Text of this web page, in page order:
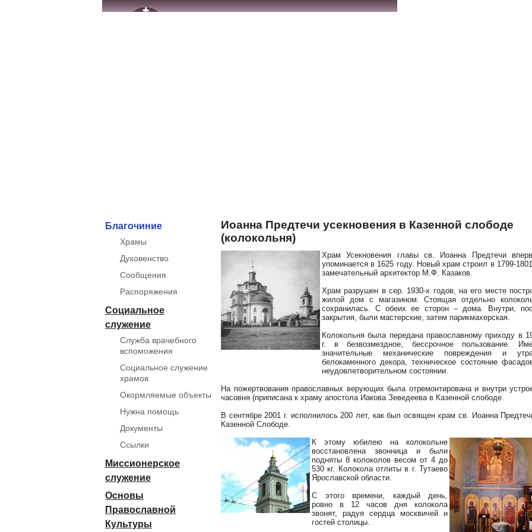
Благочиние
Храмы
Духовенство
Сообщения
Распоряжения
Социальное
служение
Служба врачебного
вспоможения
Социальное служение
храмов
Окормляемые объекты
Нужна помощь
Документы
Ссылки
Миссионерское
служение
Основы
Православной
Культуры
Иоанна Предтечи усекновения в Казенной слободе
(колокольня)
Храм Усекновения главы св. Иоанна Предтечи
упоминается в 1625 году. Новый храм строил в 1799-1801
замечательный архитектор М.Ф. Казаков.
Храм разрушен в сер. 1930-х годов, на его месте
жилой дом с магазином. Стоящая отдельно
сохранилась. С обеих ее сторон – дома. Внутри,
закрытия, были мастерские, затем парикмахерская.
Колокольня была передана православному приходу в
г. в безвозмездное, бессрочное пользование.
значительные механические повреждения и
белокаменного декора, техническое состояние
неудовлетворительном состоянии.
На пожертвования православных верующих была отремонтирована и внутри
часовня (приписана к храму апостола Иакова Зеведеева в Казенной слободе.
В сентябре 2001 г. исполнилось 200 лет, как был освящен храм св. Иоанна
Казенной Слободе.
К этому юбилею на колокольне
восстановлена звонница и были
подняты 8 колоколов весом от 4 до
530 кг. Колокола отлиты в г. Тутаево
Ярославской области.
С этого времени, каждый день,
ровно в 12 часов дня колокола
звонят, радуя сердца москвичей и
гостей столицы.